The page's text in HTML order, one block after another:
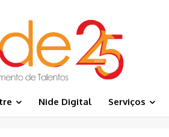
Nide Digital Serviços